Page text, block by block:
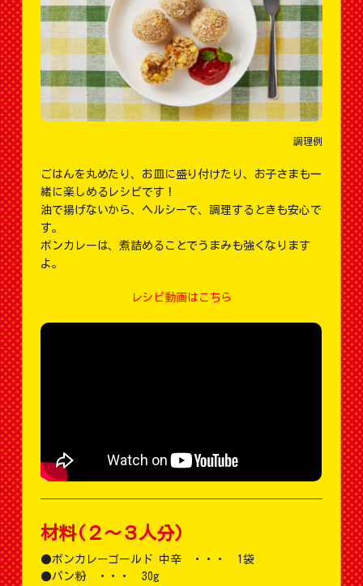
調理例
ごはんを丸めたり、お皿に盛り付けたり、お子さまも一
緒に楽しめるレシピです！
油で揚げないから、ヘルシーで、調理するときも安心で
す。
ボンカレーは、煮詰めることでうまみも強くなります
よ。
レシピ動画はこちら
材料(２〜３人分)
ボンカレーゴールド 中辛 ・・・ 1袋
パン粉 ・・・ 30g